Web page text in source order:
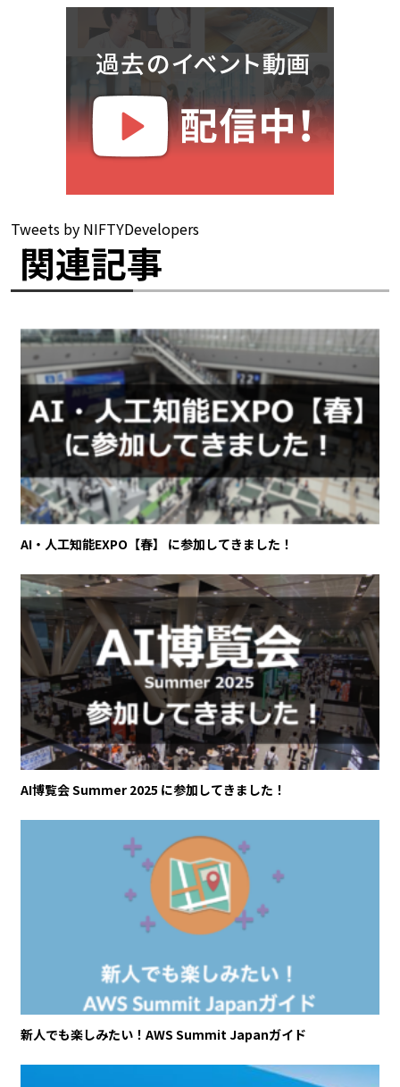
Tweets by NIFTYDevelopers
関連記事
AI・人工知能EXPO【春】 に参加してきました！
AI博覧会 Summer 2025 に参加してきました！
新人でも楽しみたい！AWS Summit Japanガイド